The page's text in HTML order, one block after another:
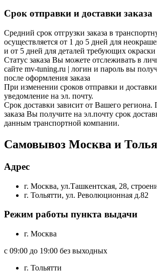
Срок отправки и доставки заказа
Средний срок отгрузки заказа в
осуществляется от 1 до 5 дней для
и от 5 дней для деталей требующих окраски
Статус заказа Вы можете отслеживать в
сайте mv-tuning.ru | логин и пароль вы
после оформления заказа
При изменении сроков отправки и
уведомление на эл. почту.
Срок доставки зависит от Вашего региона.
заказа Вы получите на эл.почту срок
данным транспортной компании.
Самовывоз Москва и
Адрес
г. Москва, ул.Ташкентская, 28,
г. Тольятти, ул. Революционная д.82
Режим работы пункта выдачи
г. Москва
с 09:00 до 19:00 без выходных
г. Тольятти